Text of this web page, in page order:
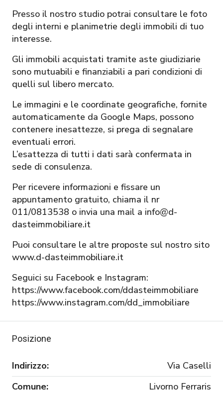
Presso il nostro studio potrai consultare le foto
degli interni e planimetrie degli immobili di tuo
interesse.
Gli immobili acquistati tramite aste giudiziarie
sono mutuabili e finanziabili a pari condizioni di
quelli sul libero mercato.
Le immagini e le coordinate geografiche, fornite
automaticamente da Google Maps, possono
contenere inesattezze, si prega di segnalare
eventuali errori.
L’esattezza di tutti i dati sarà confermata in
sede di consulenza.
Per ricevere informazioni e fissare un
appuntamento gratuito, chiama il nr
011/0813538 o invia una mail a info@d-
dasteimmobiliare.it
Puoi consultare le altre proposte sul nostro sito
www.d-dasteimmobiliare.it
Seguici su Facebook e Instagram:
https://www.facebook.com/ddasteimmobiliare
https://www.instagram.com/dd_immobiliare
Posizione
Indirizzo:
Via Caselli
Comune:
Livorno Ferraris